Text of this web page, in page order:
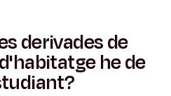
derivades de
he de